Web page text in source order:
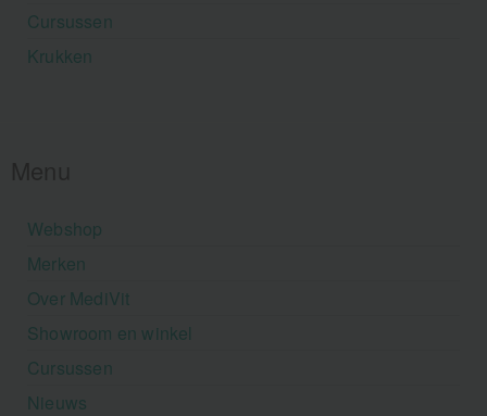
Cursussen
Krukken
Webshop
Merken
Over MediVit
Showroom en winkel
Cursussen
Nieuws